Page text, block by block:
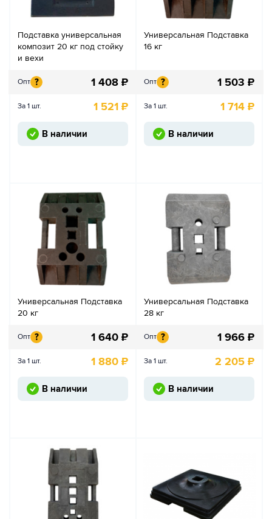
Подставка универсальная
композит 20 кг под стойку
и вехи
Опт ? 1 408 ₽
За 1 шт. 1 521 ₽
В наличии
Универсальная Подставка
16 кг
Опт ? 1 503 ₽
За 1 шт. 1 714 ₽
В наличии
Универсальная Подставка
20 кг
Опт ? 1 640 ₽
За 1 шт. 1 880 ₽
В наличии
Универсальная Подставка
28 кг
Опт ? 1 966 ₽
За 1 шт. 2 205 ₽
В наличии